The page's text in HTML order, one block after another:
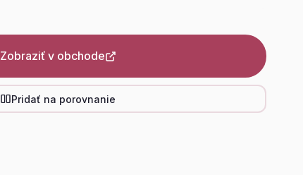
Zobraziť v obchode
Pridať na porovnanie